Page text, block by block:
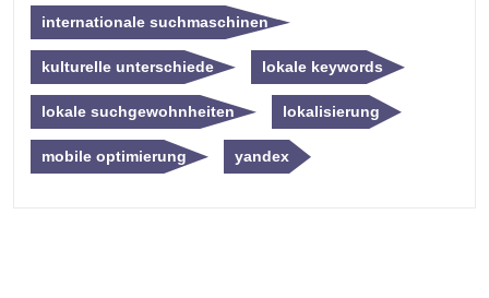
internationale suchmaschinen
kulturelle unterschiede lokale keywords
lokale suchgewohnheiten lokalisierung
mobile optimierung yandex